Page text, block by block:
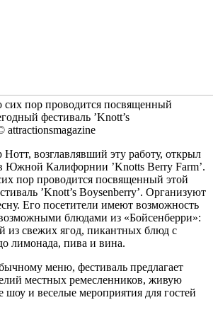
пор проводится посвященный
фестиваль ’Knott’s
attractionsmagazine
возглавлявший эту работу, открыл
Южной Калифорнии ’Knotts Berry Farm’.
пор проводится посвященный этой
’Knott’s Boysenberry’. Организуют
Его посетители имеют возможность
блюдами из «Бойсенберри»:
из свежих ягод, пикантных блюд с
лимонада, пива и вина.
меню, фестиваль предлагает
местных ремесленников, живую
шоу и веселые мероприятия для гостей